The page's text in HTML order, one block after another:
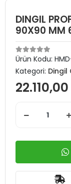
DINGIL
90X90 MM
Ürün Kodu:
Kategori: Dingil